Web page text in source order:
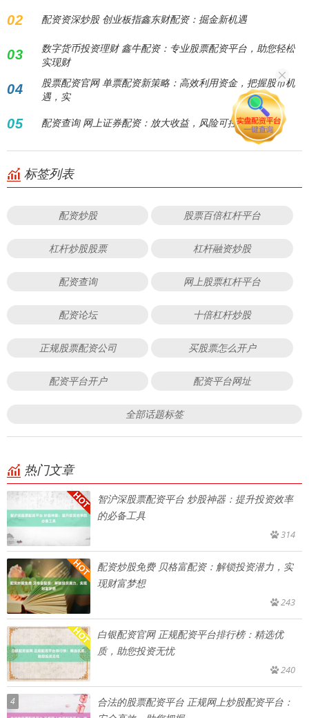
02 配资资深炒股 创业板指鑫东财配资：掘金新机遇
03
数字货币投资理财 鑫牛配资：专业股票配资平台，助您轻松
实现财
04
股票配资官网 单票配资新策略：高效利用资金，把握股市机
遇，实
05 配资查询 网上证券配资：放大收益，风险可控？
标签列表
配资炒股 股票百倍杠杆平台
杠杆炒股股票 杠杆融资炒股
配资查询 网上股票杠杆平台
配资论坛 十倍杠杆炒股
正规股票配资公司 买股票怎么开户
配资平台开户 配资平台网址
全部话题标签
热门文章
智沪深股票配资平台 炒股神器：提升投资效率
的必备工具
314
配资炒股免费 贝格富配资：解锁投资潜力，实
现财富梦想
243
白银配资官网 正规配资平台排行榜：精选优
质，助您投资无忧
240
4
合法的股票配资平台 正规网上炒股配资平台：